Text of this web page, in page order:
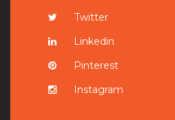
Twitter
Linkedin
Pinterest
Instagram